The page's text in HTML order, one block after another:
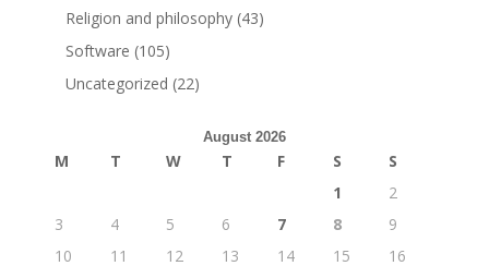
Religion and philosophy(43)
Software (105)
Uncategorized (22)
August 2026
M T W T F S
S
1
2
3
4 5 6 7 8
9
10
11 12 13 14 15
16